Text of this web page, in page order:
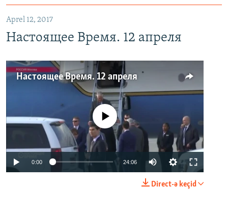
Aprel 12, 2017
Настоящее Время. 12 апреля
Настоящее Время. 12 апреля
No media source currently available
0:00 24:06
Direct-ə keçid